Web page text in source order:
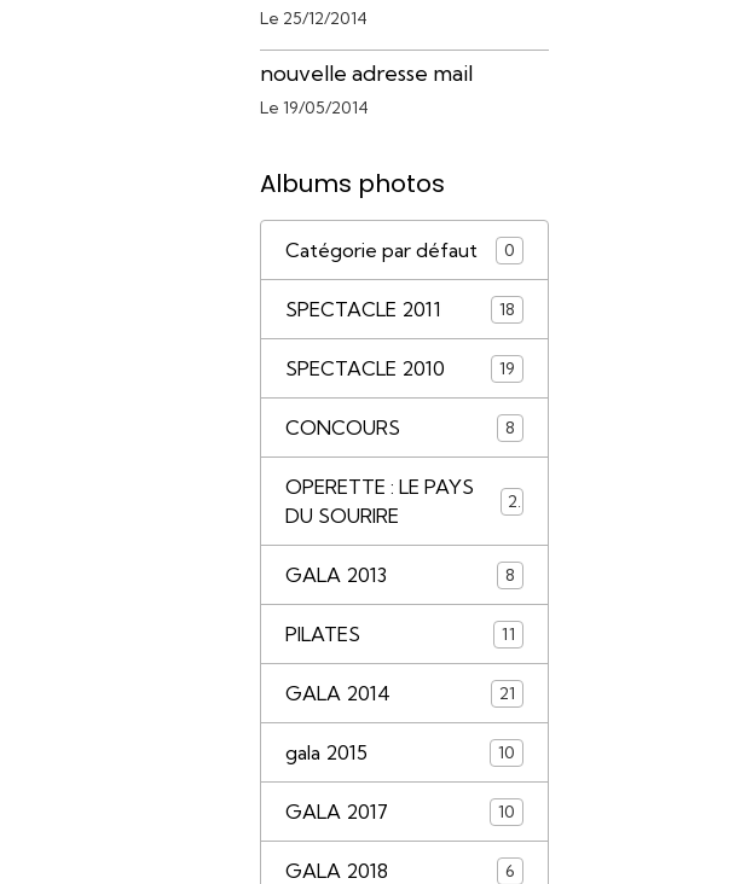
Le 25/12/2014
nouvelle adresse mail
Le 19/05/2014
Albums photos
Catégorie par défaut 0
SPECTACLE 2011 18
SPECTACLE 2010 19
CONCOURS 8
OPERETTE : LE PAYS
DU SOURIRE
2
GALA 2013 8
PILATES 11
GALA 2014 21
gala 2015 10
GALA 2017 10
GALA 2018 6